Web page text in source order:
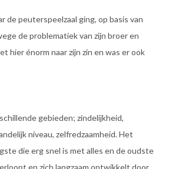
de peuterspeelzaal ging, op basis van
de problematiek van zijn broer en
hier énorm naar zijn zin en was er ook
gebieden; zindelijkheid,
niveau, zelfredzaamheid. Het
die erg snel is met alles en de oudste
en zich langzaam ontwikkelt door